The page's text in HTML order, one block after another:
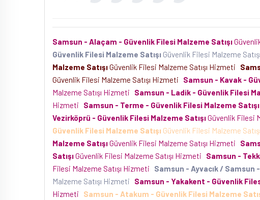
Samsun - Alaçam - Güvenlik Filesi Malzeme Satışı
Güvenlik Filesi Malzeme Satışı Güvenlik Filesi Malzeme
Malzeme SatışıGüvenlik Filesi Malzeme Satışı Hizmeti
Güvenlik Filesi Malzeme Satışı Hizmeti
Samsun - Kavak -
Malzeme Satışı Hizmeti
Samsun - Ladik - Güvenlik Filesi
Hizmeti
Samsun - Terme - Güvenlik Filesi Malzeme Satışı
Vezirköprü - Güvenlik Filesi Malzeme SatışıGüvenlik Filesi
Güvenlik Filesi Malzeme Satışı Güvenlik Filesi Malzeme
Malzeme SatışıGüvenlik Filesi Malzeme Satışı Hizmeti
SatışıGüvenlik Filesi Malzeme Satışı Hizmeti Samsun -
Filesi Malzeme Satışı Hizmeti
Samsun - Ayvacık / Samsun
Malzeme Satışı Hizmeti
Samsun - Yakakent - Güvenlik
Hizmeti
Samsun - Atakum - Güvenlik Filesi Malzeme